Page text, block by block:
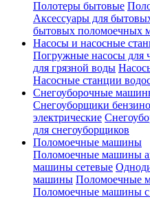
Полотеры бытовые
Аксессуары для
бытовых поломоечных
Насосы и насосные
Погружные насосы для
для грязной воды
Насосные станции
Снегоуборочные
Снегоуборщики
электрические
для снегоуборщиков
Поломоечные машины
Поломоечные машины
машины сетевые
машины Поломоечные
Поломоечные машины с